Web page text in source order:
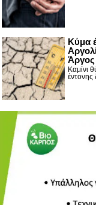
Κύμα
Άργος
Καμίνι
έντονης